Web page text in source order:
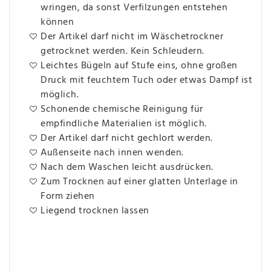
wringen, da sonst Verfilzungen entstehen
können
Der Artikel darf nicht im Wäschetrockner
getrocknet werden. Kein Schleudern.
Leichtes Bügeln auf Stufe eins, ohne großen
Druck mit feuchtem Tuch oder etwas Dampf ist
möglich.
Schonende chemische Reinigung für
empfindliche Materialien ist möglich.
Der Artikel darf nicht gechlort werden.
Außenseite nach innen wenden.
Nach dem Waschen leicht ausdrücken.
Zum Trocknen auf einer glatten Unterlage in
Form ziehen
Liegend trocknen lassen